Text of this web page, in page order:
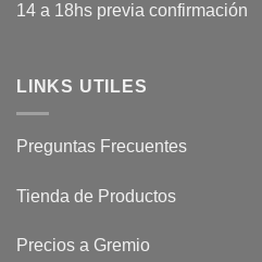
14 a 18hs previa confirmación
LINKS UTILES
Preguntas Frecuentes
Tienda de Productos
Precios a Gremio